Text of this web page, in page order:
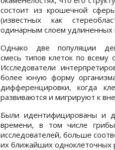
состоит из крошечной
(известных как
одинарным слоем удлиненных
Однако две популяции
смесь типов клеток по всему
Исследователи
более юную форму
дифференцировки, когда
развиваются и мигрируют к
Были идентифицированы и
времени, в том числе
исследователей, больше
их ближайших одноклеточных